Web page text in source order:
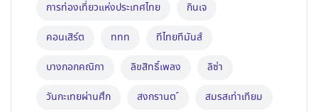
การท่องเที่ยวแห่งประเทศไทย กินเจ
คอนเสิร์ต ททท ทีไทยทีมันส์
บางกอกคณิกา ลิขสิทธิ์เพลง ลิซ่า
วันกะเทยผ่านศึก สงกรานต ์ สมรสเท่าเทียม